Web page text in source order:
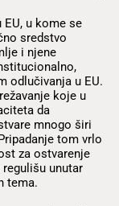
u kome se
sredstvo
i njene
odlučivanja u EU.
koje u
da
mnogo širi
tom vrlo
za ostvarenje
unutar
tema.